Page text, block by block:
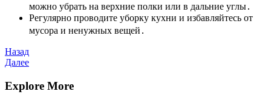
можно убрать на верхние полки или в дальние углы․
Регулярно проводите уборку кухни и избавляйтесь от
мусора и ненужных вещей․
Навигация
по
записям
Предыдущая
запись
Назад
Следующая
Далее
Explore More